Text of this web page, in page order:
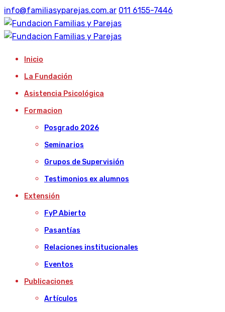
info@familiasyparejas.com.ar 011 6155-7446
Inicio
La Fundación
Asistencia Psicológica
Formacion
Posgrado 2026
Seminarios
Grupos de Supervisión
Testimonios ex alumnos
Extensión
FyP Abierto
Pasantías
Relaciones institucionales
Eventos
Publicaciones
Artículos